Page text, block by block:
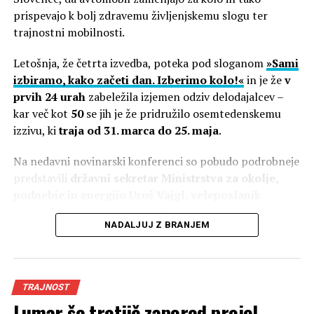
kmetijstvom, njegova sodobna vloga presega
segment grajenega prostora z lastnimi ekonomskimi
zakonitostmi, ciljnimi skupinami, prostorskimi
zahtevami in merili uspešnosti. To pomeni, da tudi
arhitektura ne more več izhajati zgolj iz prenov
prispevajo k bolj zdravemu življenjskemu slogu ter
trajnostni mobilnosti.
Letošnja, že četrta izvedba, poteka pod sloganom»Sami
izbiramo, kako začeti dan. Izberimo kolo!«in je žev
prvih 24 urahzabeležila izjemen odziv delodajalcev –
kar več kot 50se jih je že pridružilo osemtedenskemu
izzivu, kitraja od 31. marca do 25. maja.
Na nedavni novinarski konferenci so pobudo podrobneje
predstavili državni sekretar Ministrstva za okolje,
Kraljevine Nizozemske Nj. Eks. Johan Verboom,
generalna direktorica Gospodarske zbornice
IPoP – Inštituta za politike prostora.
Kolesarjenje kot ključ do trajnostne
NADALJUJ Z BRANJEM
TRAJNOST